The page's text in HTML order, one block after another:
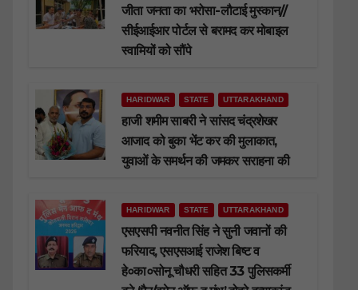
जीता जनता का भरोसा-लौटाई मुस्कान//
सीईआईआर पोर्टल से बरामद कर मोबाइल
स्वामियों को सौंपे
HARIDWAR STATE UTTARAKHAND
हाजी शमीम साबरी ने सांसद चंद्रशेखर
आजाद को बुका भेंट कर की मुलाकात,
युवाओं के समर्थन की जमकर सराहना की
HARIDWAR STATE UTTARAKHAND
एसएसपी नवनीत सिंह ने सुनी जवानों की
फरियाद, एसएसआई राजेश बिष्ट व
हे०का०सोनू चौधरी सहित 33 पुलिसकर्मी